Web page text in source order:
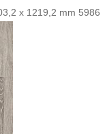
x 1219,2 mm 5986